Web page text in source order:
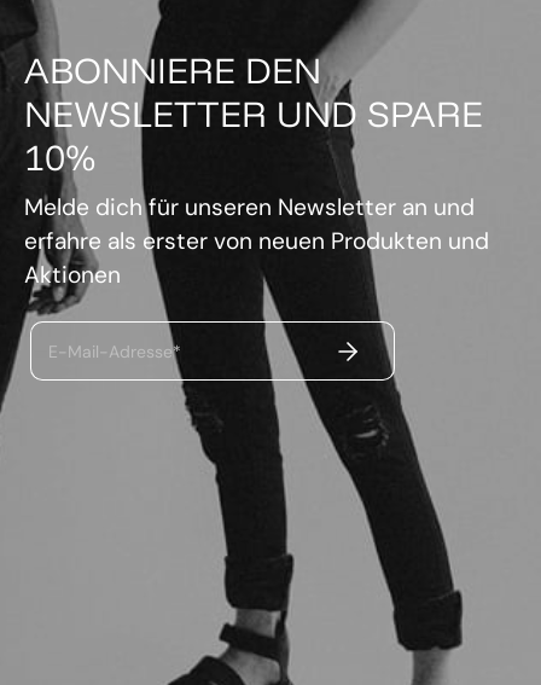
ABONNIERE DEN
NEWSLETTER UND SPARE
10%
Melde dich für unseren Newsletter an und
erfahre als erster von neuen Produkten und
Aktionen
E-Mail-Adresse* ABSENDEN